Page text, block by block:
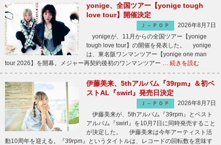
yonige、全国ツアー【yonige tough
love tour】開催決定
Ｊ－ＰＯＰ
2026年8月7日
yonigeが、11月からの全国ツアー【yonige
tough love tour】の開催を発表した。 yonige
は、東名阪ワンマンツアー【yonige one man
tour 2026】を開幕。メジャー再契約後初のワンマンツアー … 続きを読む
伊藤美来、5thアルバム『39rpm』＆初ベ
ストAL『swirl』発売日決定
Ｊ－ＰＯＰ
2026年8月7日
伊藤美来が、5thアルバム『39rpm』とベスト
アルバム『swirl』を10月7日に同時発売すること
が決定した。 伊藤美来は今年アーティスト活
動10周年を迎える。『39rpm』というタイトルは、レコードの回転数を意味す